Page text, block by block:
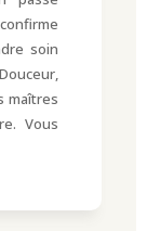
soin
maîtres
Vous